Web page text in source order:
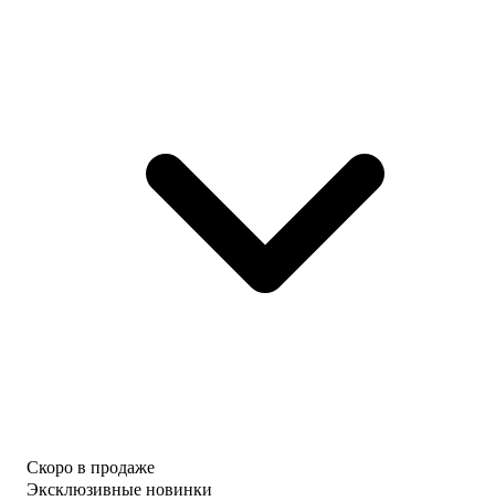
Скоро в продаже
Эксклюзивные новинки